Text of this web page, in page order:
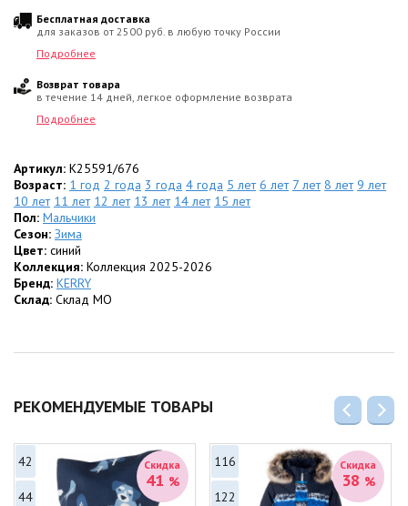
Бесплатная доставка
для заказов от 2500 руб. в любую точку России
Подробнее
Возврат товара
в течение 14 дней, легкое оформление возврата
Подробнее
Артикул: K25591/676
Возраст: 1 год 2 года 3 года 4 года 5 лет 6 лет 7 лет 8 лет 9 лет
10 лет 11 лет 12 лет 13 лет 14 лет 15 лет
Пол: Мальчики
Сезон: Зима
Цвет: синий
Коллекция: Коллекция 2025-2026
Бренд: KERRY
Склад: Склад МО
РЕКОМЕНДУЕМЫЕ ТОВАРЫ
Скидка
41 %
42
44
Скидка
38 %
116
122